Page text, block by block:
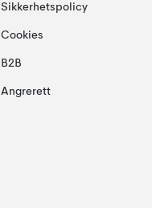
Sikkerhetspolicy
Cookies
B2B
Angrerett